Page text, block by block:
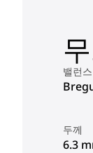
밸런
두께
6.3